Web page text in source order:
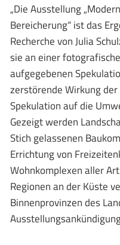
„Die Ausstellung
Bereicherung“ ist das
Recherche von Julia
sie an einer
aufgegebenen
zerstörende Wirkung
Spekulation auf die
Gezeigt werden
Stich gelassenen
Errichtung von
Wohnkomplexen aller
Regionen an der Küste
Binnenprovinzen des